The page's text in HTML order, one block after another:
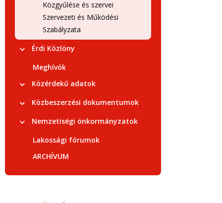
Közgyűlése és szervei
Szervezeti és Működési
Szabályzata
Érdi Közlöny
Meghívók
Közérdekű adatok
Közbeszerzési dokumentumok
Nemzetiségi önkormányzatok
Lakossági fórumok
ARCHÍVUM